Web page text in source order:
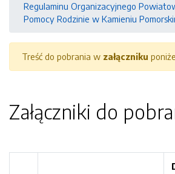
Regulaminu Organizacyjnego
Pomocy Rodzinie w Kamieniu
Treść do pobrania w załączniku
Załączniki do